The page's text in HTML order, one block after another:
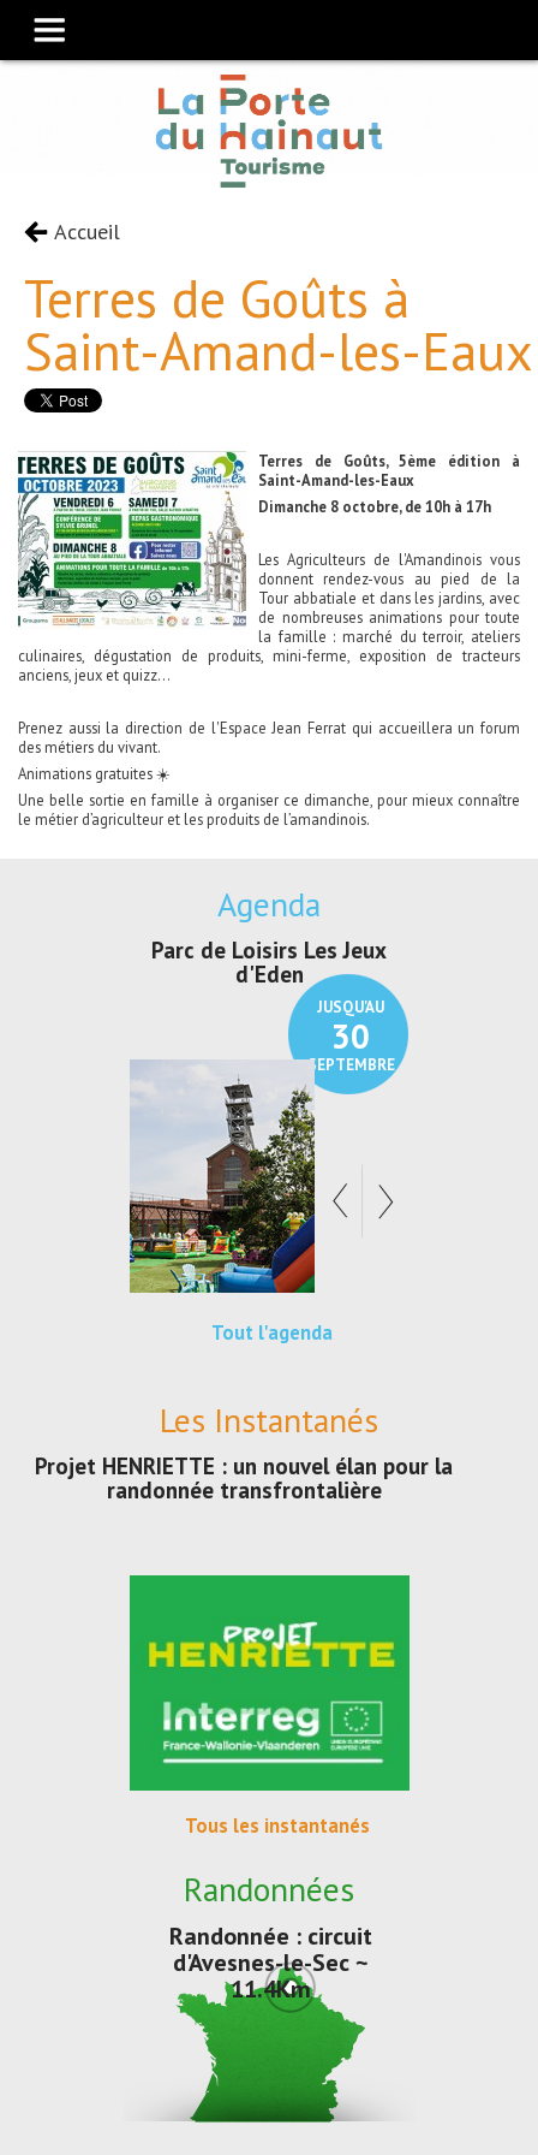
Accueil
Terres de Goûts à
Saint-Amand-les-Eaux
Terres de Goûts, 5ème édition à
Saint-Amand-les-Eaux
Dimanche 8 octobre, de 10h à 17h
Les Agriculteurs de l'Amandinois vous
donnent rendez-vous au pied de la
Tour abbatiale et dans les jardins, avec
de nombreuses animations pour toute
la famille : marché du terroir, ateliers
culinaires, dégustation de produits, mini-ferme, exposition de tracteurs
anciens, jeux et quizz...
Prenez aussi la direction de l'Espace Jean Ferrat qui accueillera un forum
des métiers du vivant.
Animations gratuites ☀️
Une belle sortie en famille à organiser ce dimanche, pour mieux connaître
le métier d’agriculteur et les produits de l’amandinois.
Agenda
JUSQU'AU
30
SEPTEMBRE
Parc de Loisirs Les Jeux
d'Eden
Tout l'agenda
Les Instantanés
Projet HENRIETTE : un nouvel élan pour la
randonnée transfrontalière
Tous les instantanés
Randonnées
Randonnée : circuit
d'Avesnes-le-Sec ~
11.4Km